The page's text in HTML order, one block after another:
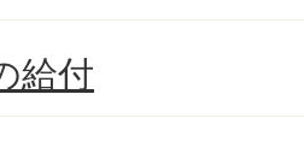
給付